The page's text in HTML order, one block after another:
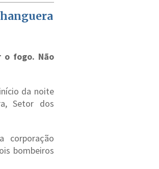
o fogo. Não
da noite
Setor dos
corporação
bombeiros